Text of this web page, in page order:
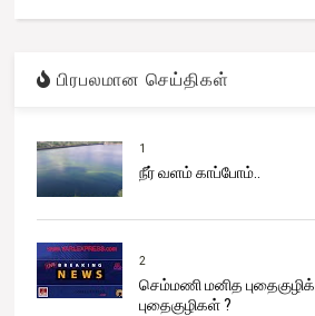
பிரபலமான செய்திகள்
1
நீர் வளம் காப்போம்..
2
செம்மணி மனித
புதைகுழிகள் ?